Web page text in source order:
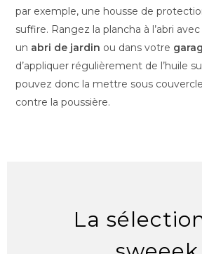
par exemple, une housse de
suffire. Rangez la plancha à l’abri
un abri de jardin ou dans votre
d’appliquer régulièrement de l’huile
pouvez donc la mettre sous
contre la poussière.
La